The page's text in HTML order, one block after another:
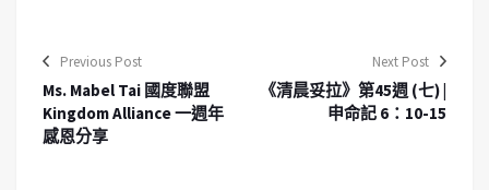
Previous Post
Ms. Mabel Tai 國度聯盟
Kingdom Alliance 一週年
感恩分享
Next Post
《清晨妥拉》第45週 (七) |
申命記 6：10-15